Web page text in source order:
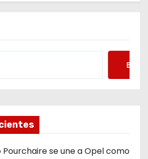
Pourchaire se une a Opel como